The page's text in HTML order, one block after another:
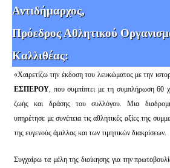
Αντιδήμαρχος,
Πρόεδρος Αθλητικού
Καλλιθέας:
«Χαιρετίζω την έκδοση του λευκώματος με την
ΕΣΠΕΡΟΥ, που συμπίπτει με τη συμπλήρωση 60
ζωής και δράσης του συλλόγου. Μια
υπηρέτησε με συνέπεια τις αθλητικές αξίες της
της ευγενούς άμιλλας και των τιμητικών διακρίσεων.
Συγχαίρω τα μέλη της διοίκησης για την